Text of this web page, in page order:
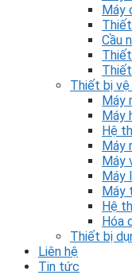
Máy
Cầu
Thiết bị vệ
Máy
Máy
Hệ
Máy
Máy
Máy
Máy
Hệ
Hóa
Thiết bị
Liên hệ
Tin tức